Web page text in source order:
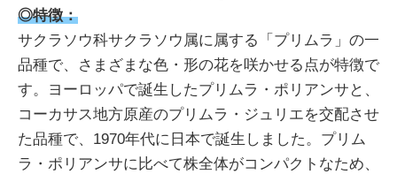
◎特徴：
サクラソウ科サクラソウ属に属する「プリムラ」の一
品種で、さまざまな色・形の花を咲かせる点が特徴で
す。ヨーロッパで誕生したプリムラ・ポリアンサと、
コーカサス地方原産のプリムラ・ジュリエを交配させ
た品種で、1970年代に日本で誕生しました。プリム
ラ・ポリアンサに比べて株全体がコンパクトなため、